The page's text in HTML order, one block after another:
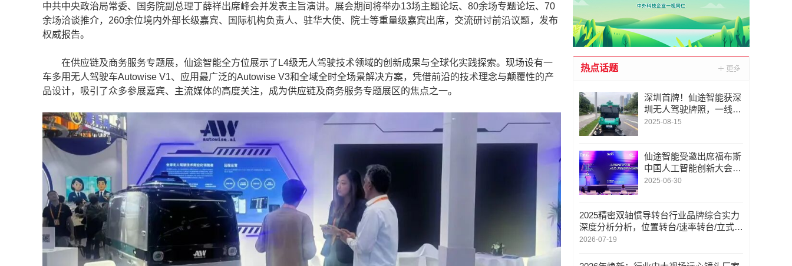
中共中央政治局常委、国务院副总理丁薛祥出席峰会并发表主旨演讲。展会期间将举办13场主题论坛、80余场专题论坛、70
余场洽谈推介，260余位境内外部长级嘉宾、国际机构负责人、驻华大使、院士等重量级嘉宾出席，交流研讨前沿议题，发布
权威报告。
在供应链及商务服务专题展，仙途智能全方位展示了L4级无人驾驶技术领域的创新成果与全球化实践探索。现场设有一
车多用无人驾驶车Autowise V1、应用最广泛的Autowise V3和全域全时全场景解决方案，凭借前沿的技术理念与颠覆性的产
品设计，吸引了众多参展嘉宾、主流媒体的高度关注，成为供应链及商务服务专题展区的焦点之一。
热点话题
深圳首牌！仙途智能获深
圳无人驾驶牌照，一线城
市再下一城
2025-08-15
仙途智能受邀出席福布斯
中国人工智能创新大会并
发表主题演讲
2025-06-30
2025精密双轴惯导转台行业品牌综合实力
深度分析分析，位置转台/速率转台/立式扫
描架/龙门式扫描架，双轴转台定制厂家推
2026-07-19